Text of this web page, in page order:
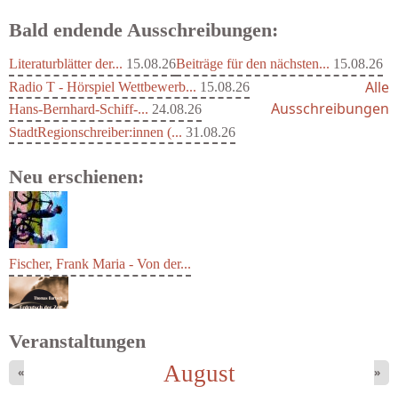
Bald endende Ausschreibungen:
Literaturblätter der... 15.08.26Beiträge für den nächsten... 15.08.26
Radio T - Hörspiel Wettbewerb... 15.08.26
Hans-Bernhard-Schiff-... 24.08.26
StadtRegionschreiber:innen (... 31.08.26
Alle
Ausschreibungen
Neu erschienen:
Fischer, Frank Maria - Von der...
Veranstaltungen
August
« »